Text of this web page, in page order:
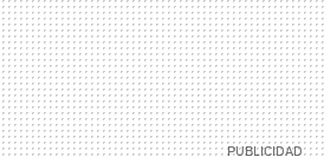
MAIL